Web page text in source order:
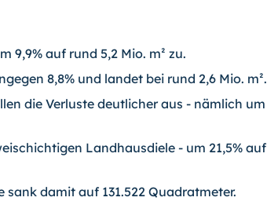
9,9% auf rund 5,2 Mio. m² zu.
8,8% und landet bei rund 2,6 Mio. m².
die Verluste deutlicher aus - nämlich um
Landhausdiele - um 21,5% auf
damit auf 131.522 Quadratmeter.